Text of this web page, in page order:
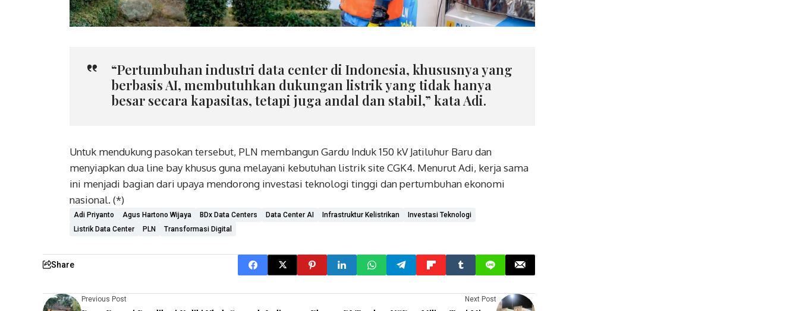
“Pertumbuhan industri data center di Indonesia, khususnya yang
berbasis AI, membutuhkan dukungan listrik yang tidak hanya
besar secara kapasitas, tetapi juga andal dan stabil,” kata Adi.
Untuk mendukung pasokan tersebut, PLN membangun Gardu Induk 150 kV Jatiluhur Baru dan
menyiapkan dua line bay khusus guna melayani kebutuhan listrik site CGK4. Menurut Adi, kerja sama
ini menjadi bagian dari upaya mendorong investasi teknologi tinggi dan pertumbuhan ekonomi
nasional. (*)
Adi Priyanto Agus Hartono Wijaya BDx Data Centers Data Center AI Infrastruktur Kelistrikan
Investasi Teknologi
Listrik Data Center
PLN Transformasi Digital
Share
Previous Post Next Post